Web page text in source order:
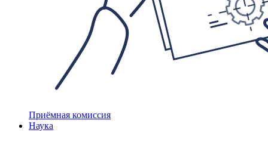
Приёмная комиссия
Наука